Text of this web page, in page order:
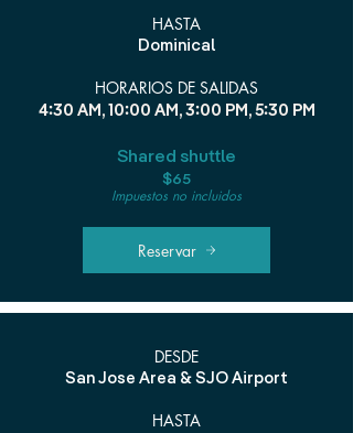
HASTA
Dominical
HORARIOS DE SALIDAS
4:30 AM, 10:00 AM, 3:00 PM, 5:30 PM
Shared shuttle
$65
Impuestos no incluidos
Reservar
DESDE
San Jose Area & SJO Airport
HASTA